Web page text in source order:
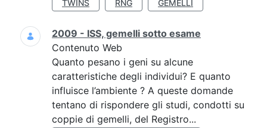
TWINS RNG GEMELLI
2009 - ISS, gemelli sotto esame
Contenuto Web
Quanto pesano i geni su alcune
caratteristiche degli individui? E quanto
influisce l’ambiente ? A queste domande
tentano di rispondere gli studi, condotti su
coppie di gemelli, del Registro...